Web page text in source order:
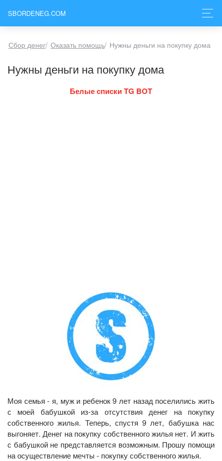
SBORDENEG.COM
Сбор денег/ Оказать помощь/ Нужны деньги на покупку дома
Нужны деньги на покупку дома
Белые списки TG BOT
Моя семья - я, муж и ребенок 9 лет назад поселились жить
с моей бабушкой из-за отсутствия денег на покупку
собственного жилья. Теперь, спустя 9 лет, бабушка нас
выгоняет. Денег на покупку собственного жилья нет. И жить
с бабушкой не представляется возможным. Прошу помощи
на осуществление мечты - покупку собственного жилья.